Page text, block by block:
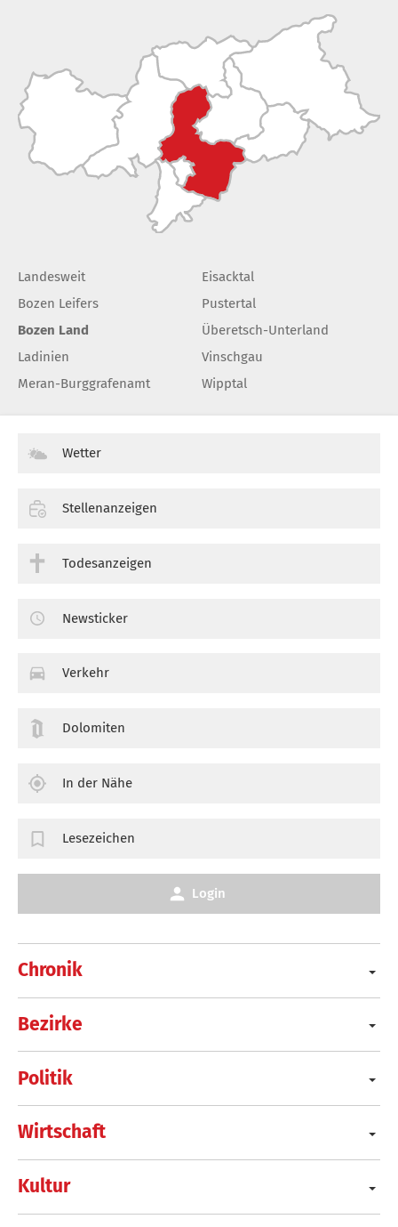
Landesweit
Bozen Leifers
Bozen Land
Ladinien
Meran-Burggrafenamt
Eisacktal
Pustertal
Überetsch-Unterland
Vinschgau
Wipptal
Chronik
Bezirke
Politik
Wirtschaft
Kultur
Wetter
Stellenanzeigen
Todesanzeigen
Newsticker
Verkehr
Dolomiten
In der Nähe
Lesezeichen
Login